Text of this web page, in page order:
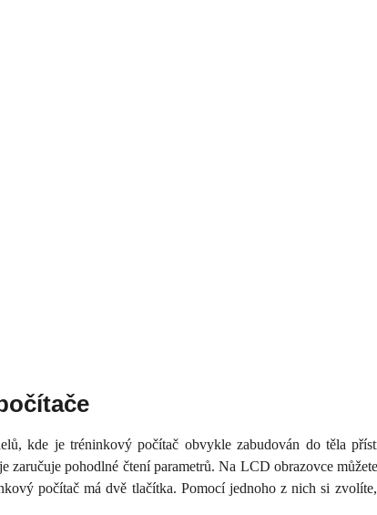
kde je tréninkový počítač obvykle zabudován do těla
zaručuje pohodlné čtení parametrů. Na LCD obrazovce
počítač má dvě tlačítka. Pomocí jednoho z nich si